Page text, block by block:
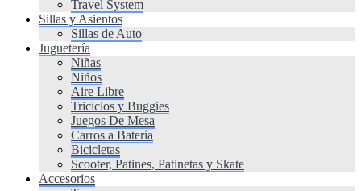
Travel System
Sillas y Asientos
Sillas de Auto
Juguetería
Niñas
Niños
Aire Libre
Triciclos y Buggies
Juegos De Mesa
Carros a Batería
Bicicletas
Scooter, Patines, Patinetas y Skate
Accesorios